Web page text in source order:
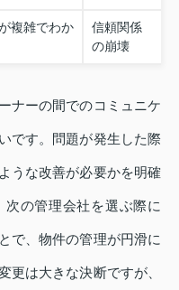
複雑でわか
信頼関係
の崩壊
ナーの間でのコミュニケ
です。問題が発生した際
うな改善が必要かを明確
の管理会社を選ぶ際に
で、物件の管理が円滑に
更は大きな決断ですが、